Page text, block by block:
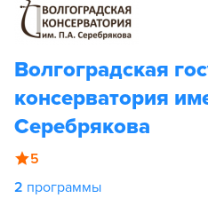
Волгоградская
консерватория
Серебрякова
5
2 программы